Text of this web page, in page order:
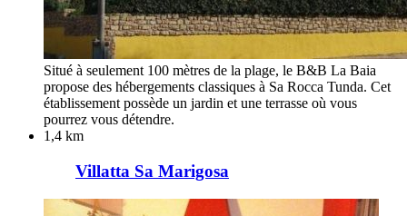
Situé à seulement 100 mètres de la plage, le B&B La Baia
propose des hébergements classiques à Sa Rocca Tunda. Cet
établissement possède un jardin et une terrasse où vous
pourrez vous détendre.
1,4 km
Villatta Sa Marigosa